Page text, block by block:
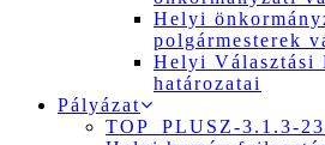
Helyi
polgármesterek
Helyi Választási
határozatai
Pályázat
TOP_PLUSZ-3.1.3-